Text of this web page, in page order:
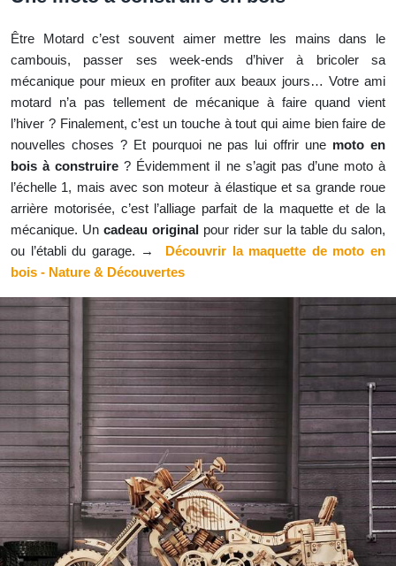
Être Motard c’est souvent aimer mettre les mains dans le
cambouis, passer ses week-ends d’hiver à bricoler sa
mécanique pour mieux en profiter aux beaux jours… Votre ami
motard n’a pas tellement de mécanique à faire quand vient
l’hiver ? Finalement, c’est un touche à tout qui aime bien faire de
nouvelles choses ? Et pourquoi ne pas lui offrir une moto en
bois à construire ? Évidemment il ne s’agit pas d’une moto à
l’échelle 1, mais avec son moteur à élastique et sa grande roue
arrière motorisée, c’est l’alliage parfait de la maquette et de la
mécanique. Un cadeau original pour rider sur la table du salon,
ou l’établi du garage. →
Découvrir la maquette de moto en
bois - Nature & Découvertes